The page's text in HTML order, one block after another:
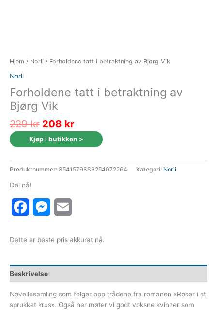
Hjem / Norli / Forholdene tatt i betraktning av Bjørg Vik
Norli
Forholdene tatt i betraktning av
Bjørg Vik
229kr Opprinnelig
pris
var:
208 krNåværende
pris
er:
Kjøp i butikken >
Produktnummer: 8541579889254072264 Kategori: Norli
Del nå!
FacebookMessenger
Dette er beste pris akkurat nå.
Beskrivelse
Novellesamling som følger opp trådene fra romanen «Roser i et
sprukket krus». Også her møter vi godt voksne kvinner som